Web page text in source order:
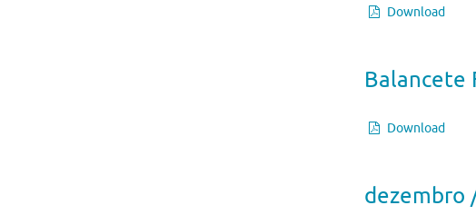
Download
Balancete
Download
dezembro